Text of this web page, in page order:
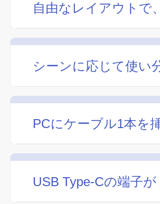
自由なレイアウトで
シーンに応じて使い
PCにケーブル1本を
USB Type-Cの端子